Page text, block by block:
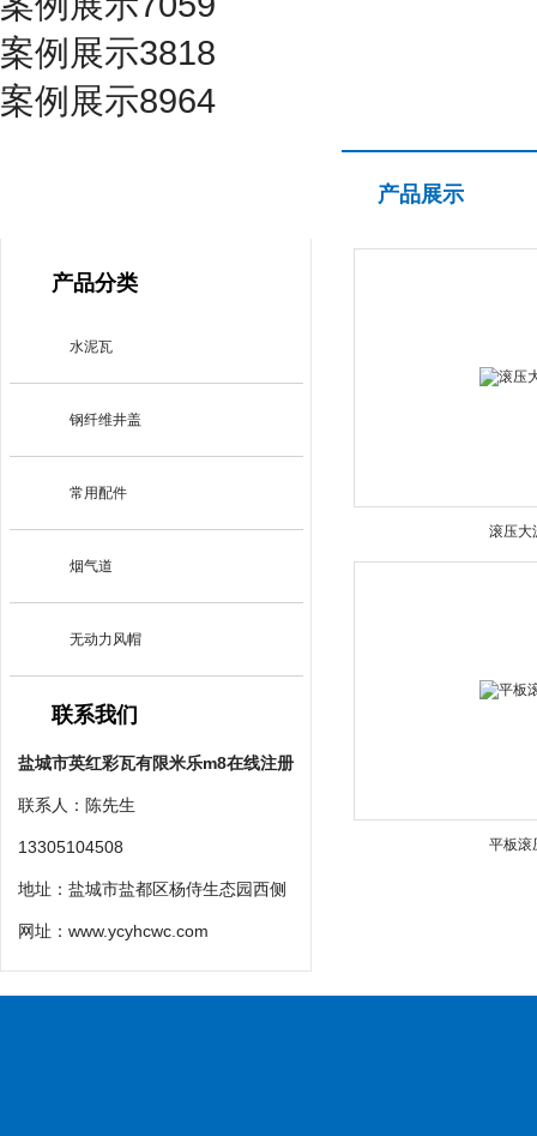
案例展示3818
案例展示8964
产品分类
水泥瓦
钢纤维井盖
常用配件
烟气道
无动力风帽
联系我们
盐城市英红彩瓦有限米乐m8在线注册
联系人：陈先生
13305104508
地址：盐城市盐都区杨侍生态园西侧
网址： www.ycyhcwc.com
产品展示
滚压大
平板滚